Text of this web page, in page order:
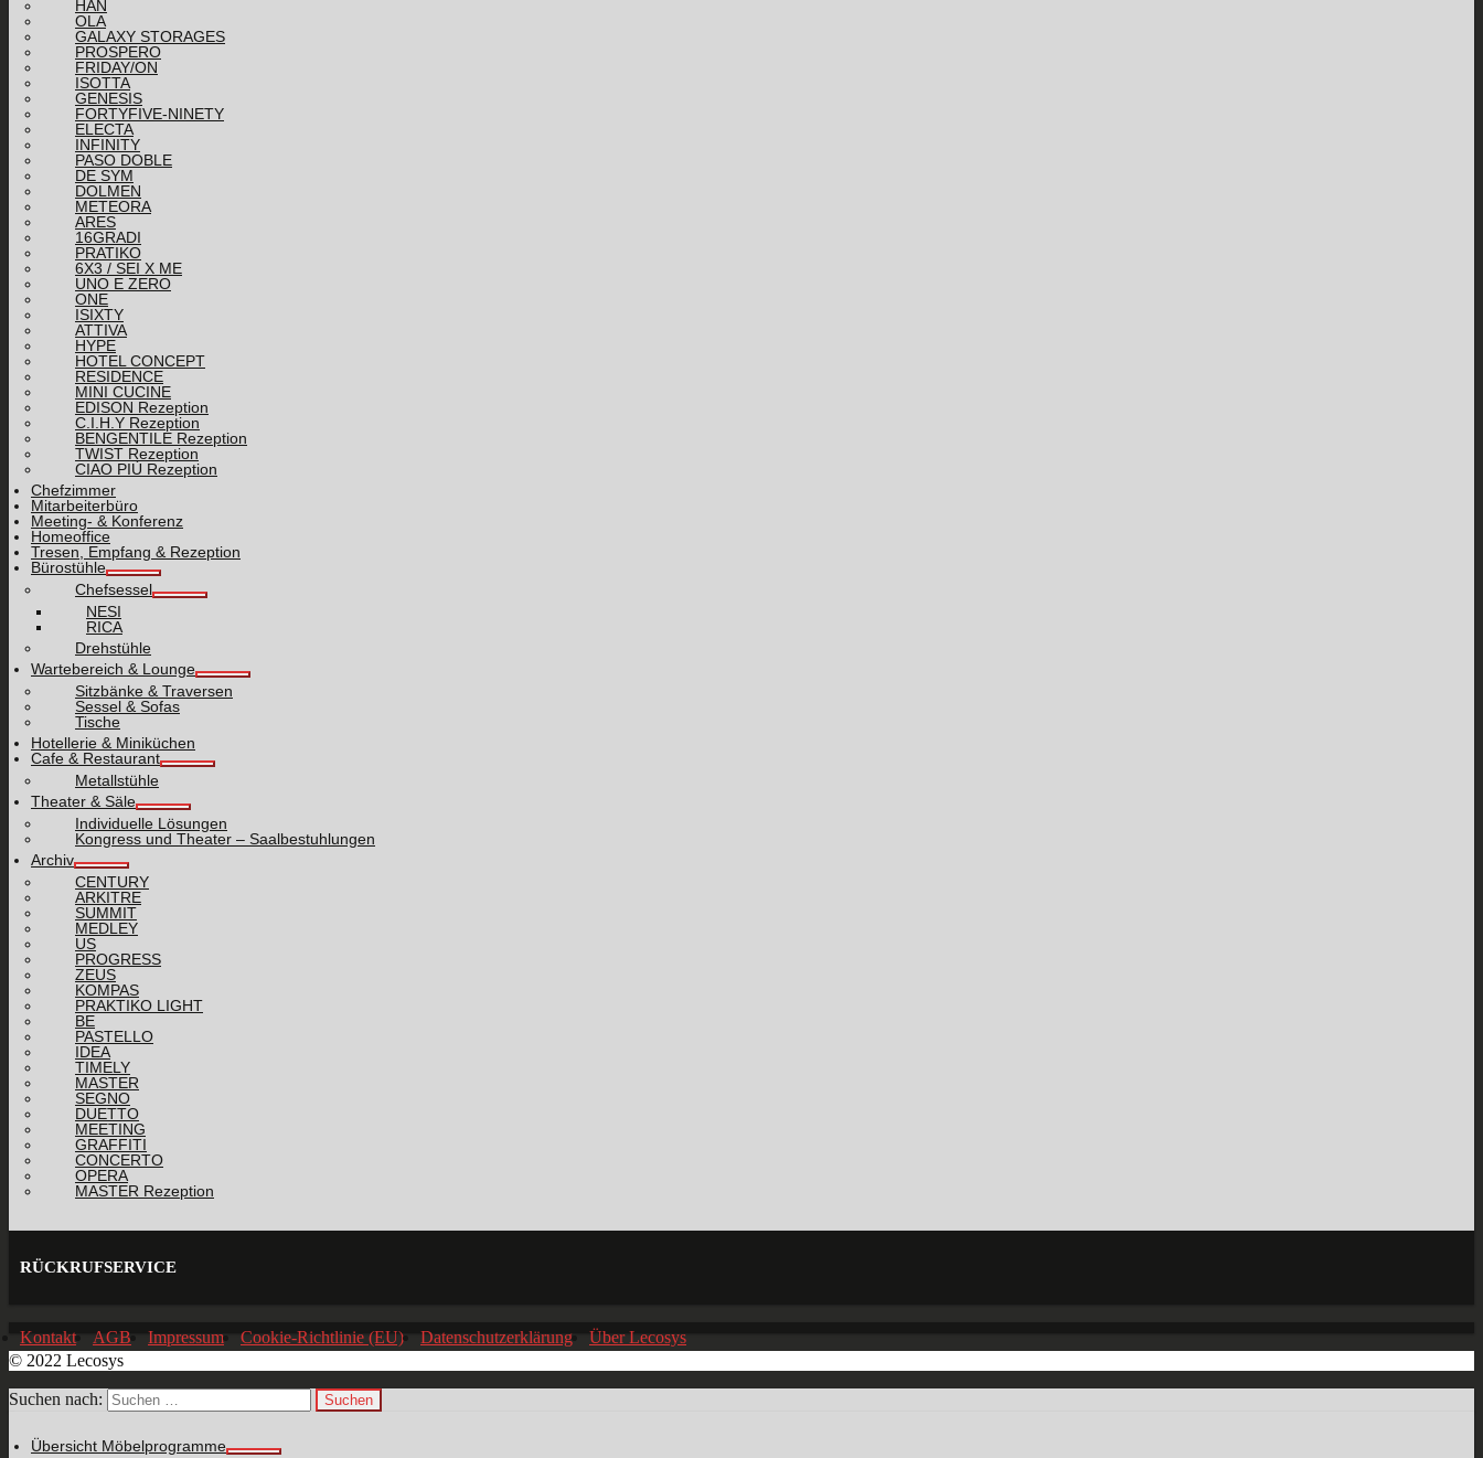
HAN
OLA
GALAXY STORAGES
PROSPERO
FRIDAY/ON
ISOTTA
GENESIS
FORTYFIVE-NINETY
ELECTA
INFINITY
PASO DOBLE
DE SYM
DOLMEN
METEORA
ARES
16GRADI
PRATIKO
6X3 / SEI X ME
UNO E ZERO
ONE
ISIXTY
ATTIVA
HYPE
HOTEL CONCEPT
RESIDENCE
MINI CUCINE
EDISON Rezeption
C.I.H.Y Rezeption
BENGENTILE Rezeption
TWIST Rezeption
CIAO PIÙ Rezeption
Chefzimmer
Mitarbeiterbüro
Meeting- & Konferenz
Homeoffice
Tresen, Empfang & Rezeption
Bürostühle
Chefsessel
NESI
RICA
Drehstühle
Wartebereich & Lounge
Sitzbänke & Traversen
Sessel & Sofas
Tische
Hotellerie & Miniküchen
Cafe & Restaurant
Metallstühle
Theater & Säle
Individuelle Lösungen
Kongress und Theater – Saalbestuhlungen
Archiv
CENTURY
ARKITRE
SUMMIT
MEDLEY
US
PROGRESS
ZEUS
KOMPAS
PRAKTIKO LIGHT
BE
PASTELLO
IDEA
TIMELY
MASTER
SEGNO
DUETTO
MEETING
GRAFFITI
CONCERTO
OPERA
MASTER Rezeption
RÜCKRUFSERVICE
Kontakt AGB Impressum Cookie-Richtlinie (EU) Datenschutzerklärung
Über Lecosys
© 2022 Lecosys
Suchen nach:
Übersicht Möbelprogramme